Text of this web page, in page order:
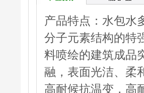
产品特点：水包水
分子元素结构的特
料喷绘的建筑成品
融，表面光洁、柔
高耐候抗温变，高